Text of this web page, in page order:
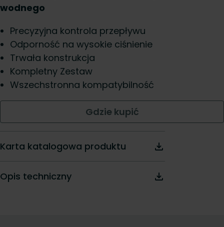
wodnego
Precyzyjna kontrola przepływu
Odporność na wysokie ciśnienie
Trwała konstrukcja
Kompletny Zestaw
Wszechstronna kompatybilność
Gdzie kupić
Karta katalogowa produktu
Opis techniczny